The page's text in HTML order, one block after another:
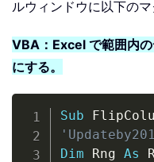
ルウィンドウに以下の
VBA：Excel で範囲内の
にする。
Sub
Dim Rng As